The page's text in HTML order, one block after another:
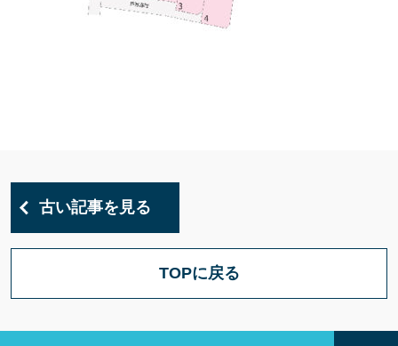
古い記事を見る
TOPに戻る